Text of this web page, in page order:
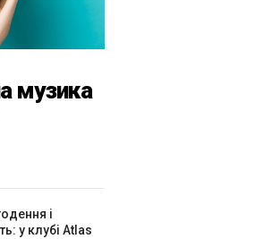
музика
і
у клубі Atlas